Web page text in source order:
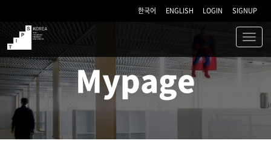
한국어 ENGLISH LOGIN SIGNUP
TIPS
Mypage